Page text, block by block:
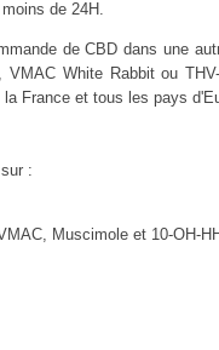
de 24H.
de CBD dans une
White Rabbit ou
France et tous les pays
:
Muscimole et 10-OH-